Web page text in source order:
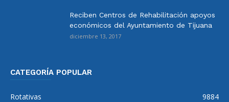
Reciben Centros de Rehabilitación apoyos
económicos del Ayuntamiento de Tijuana
diciembre 13, 2017
CATEGORÍA POPULAR
Rotativas
9884